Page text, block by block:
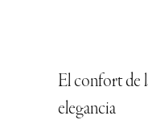
El confort de
elegancia